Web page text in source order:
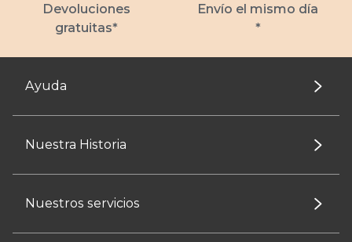
Devoluciones
gratuitas*
Envío el mismo día
*
Ayuda
Nuestra Historia
Nuestros servicios